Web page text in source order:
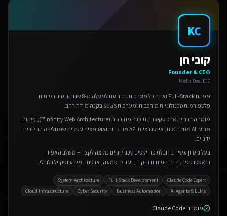
KC
קובי חן
Founder & CEO
Media Deal LTD
מפתח Full-Stack ואדריכל מערכות בכיר עם למעלה מ-8 שנות ניסיון בפיתוח
פלטפורמות טכנולוגיות מורכבות ומערכות SaaS בקנה מידה רחב.
מומחה בבניית ארכיטקטורת תוכנה מודרנית (Infinity Web Architecture™), פיתוח
מנועי AI מתקדמים, אינטגרציות API מורכבות ואוטומציה עסקית שמחליפה תהליכים
ידניים.
בעל ניסיון עשיר בהובלת פרויקטים טכנולוגיים מקצה לקצה – משלב האפיון
והאסטרטגיה, דרך הפיתוח והקוד, ועד להטמעה, אבטחת מידע וסקייל גלובלי.
Claude Code Expert
Full-Stack Development
System Architecture
AI Agents & LLMs
Business Automation
Cyber Security
Cloud Infrastructure
מומחה Claude Code